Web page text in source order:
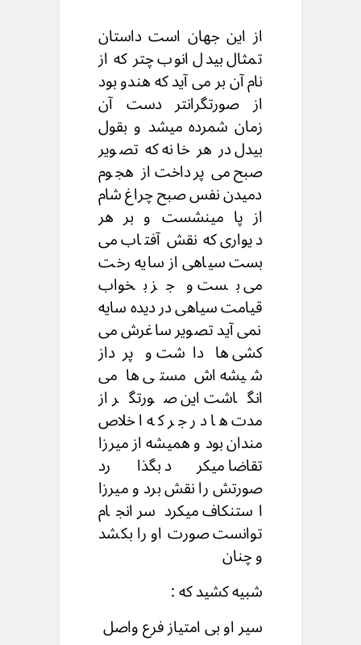
از این جهان است داستان
تمثال بیدل انوب چتر که از
نام آن بر می آید که هندو بود
از صورتگرانتر دست آن
زمان شمرده میشد و بقول
بیدل در هر خانه که تصویر
صبح می پرداخت از هجوم
دمیدن نفس صبح چراغ شام
از پا مینشست و بر هر
دیواری که نقش آفتاب می
بست سیاهی از سایه رخت
می بست و جز بخواب
قیامت سیاهی در دیده سایه
نمی آید تصویر ساغرش می
کشی ها داشت و پرداز
شیشه اش مستی ها می
انگاشت این صورتگر از
مدت ها در جر که اخلاص
مندان بود و همیشه از میرزا
تقاضا میکرد بگذارد
صورتش را نقش برد و میرزا
استنکاف میکرد سر انجام
توانست صورت او را بکشد
و چنان
شبیه کشید که :
سیر او بی امتیاز فرع واصل